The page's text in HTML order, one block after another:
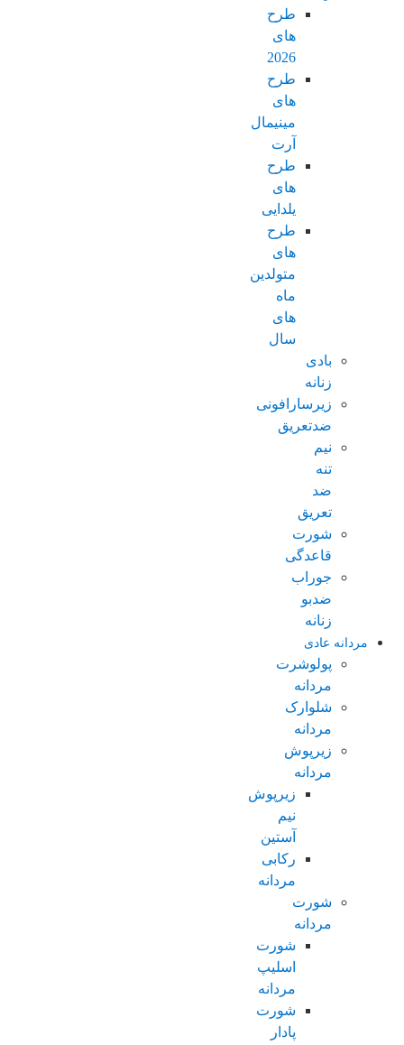
طرح
های
2026
طرح
های
مینیمال
آرت
طرح
های
یلدایی
طرح
های
متولدین
ماه
های
سال
بادی
زنانه
زیرسارافونی
ضدتعریق
نیم
تنه
ضد
تعریق
شورت
قاعدگی
جوراب
ضدبو
زنانه
مردانه عادی
پولوشرت
مردانه
شلوارک
مردانه
زیرپوش
مردانه
زیرپوش
نیم
آستین
رکابی
مردانه
شورت
مردانه
شورت
اسلیپ
مردانه
شورت
پادار